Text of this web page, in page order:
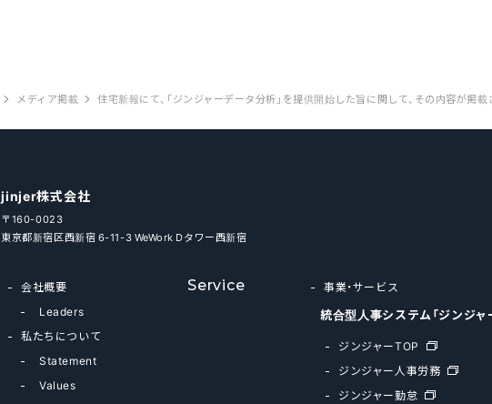
メディア掲載 住宅新報にて、「ジンジャーデータ分析」を提供開始した旨に関して、その内容が掲載
jinjer株式会社
〒160-0023
東京都新宿区西新宿 6-11-3 WeWork Dタワー西新宿
会社概要
Leaders
私たちについて
Statement
Values
Service 事業・サービス
統合型人事システム「ジンジャ
ジンジャーTOP
ジンジャー人事労務
ジンジャー勤怠